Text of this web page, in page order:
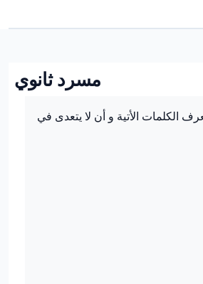
Panneau latéral
مسرد ثانوي
الكلمات الأتية و أن لا يتعدى في